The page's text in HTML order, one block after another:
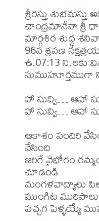
శ్రీరస్తు శుభమస్తు
చాంద్రమానేనా శ్రీ
మార్గశిర శుద్ధ
96న శ్రవణ
ఉ.07:13 ని.లకు
హా సువ్వి… ఆహా
హా సువ్వి… ఆహా
ఆకాశం పందిరి
వేసింది
జరిగే వైభోగం
చూడండి
మంగళవాద్యాలు
ముంగిట
పచ్చగ పెళ్ళయ్యే